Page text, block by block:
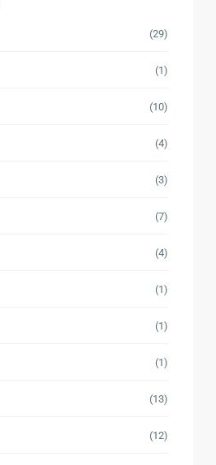
(29)
(1)
(10)
(4)
(3)
(7)
(4)
(1)
(1)
(1)
(13)
(12)